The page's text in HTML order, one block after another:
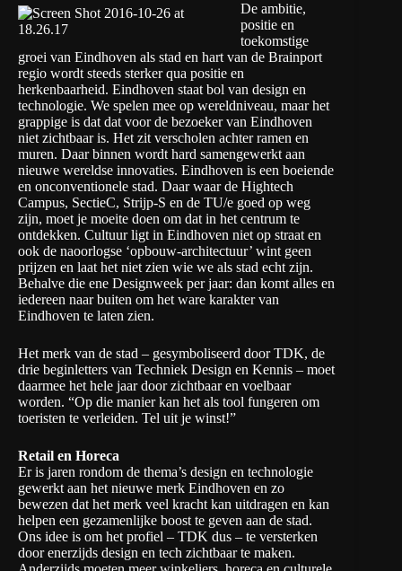
De ambitie,
positie en
toekomstige
groei van Eindhoven als stad en hart van de Brainport
regio wordt steeds sterker qua positie en
herkenbaarheid. Eindhoven staat bol van design en
technologie. We spelen mee op wereldniveau, maar het
grappige is dat dat voor de bezoeker van Eindhoven
niet zichtbaar is. Het zit verscholen achter ramen en
muren. Daar binnen wordt hard samengewerkt aan
nieuwe wereldse innovaties. Eindhoven is een boeiende
en onconventionele stad. Daar waar de Hightech
Campus, SectieC, Strijp-S en de TU/e goed op weg
zijn, moet je moeite doen om dat in het centrum te
ontdekken. Cultuur ligt in Eindhoven niet op straat en
ook de naoorlogse ‘opbouw-architectuur’ wint geen
prijzen en laat het niet zien wie we als stad echt zijn.
Behalve die ene Designweek per jaar: dan komt alles en
iedereen naar buiten om het ware karakter van
Eindhoven te laten zien.
Het merk van de stad – gesymboliseerd door TDK, de
drie beginletters van Techniek Design en Kennis – moet
daarmee het hele jaar door zichtbaar en voelbaar
worden. “Op die manier kan het als tool fungeren om
toeristen te verleiden. Tel uit je winst!”
Retail en Horeca
Er is jaren rondom de thema’s design en technologie
gewerkt aan het nieuwe merk Eindhoven en zo
bewezen dat het merk veel kracht kan uitdragen en kan
helpen een gezamenlijke boost te geven aan de stad.
Ons idee is om het profiel – TDK dus – te versterken
door enerzijds design en tech zichtbaar te maken.